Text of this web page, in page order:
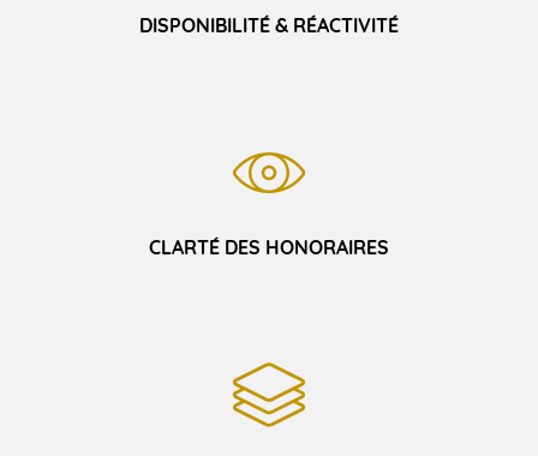
DISPONIBILITÉ & RÉACTIVITÉ
CLARTÉ DES HONORAIRES